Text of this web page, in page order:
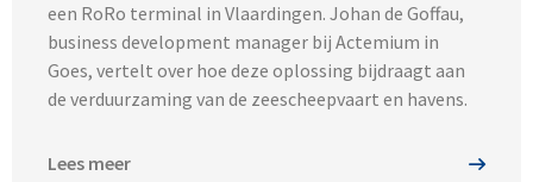
een RoRo terminal in Vlaardingen. Johan de Goffau,
business development manager bij Actemium in
Goes, vertelt over hoe deze oplossing bijdraagt aan
de verduurzaming van de zeescheepvaart en havens.
Lees meer